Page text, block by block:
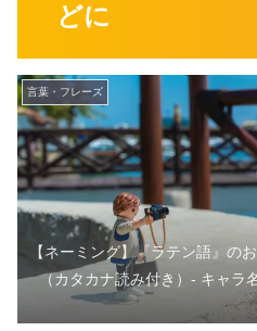
どに
言葉・フレーズ
【ネーミング】『ラテン語』の
（カタカナ読み付き）- キャラ